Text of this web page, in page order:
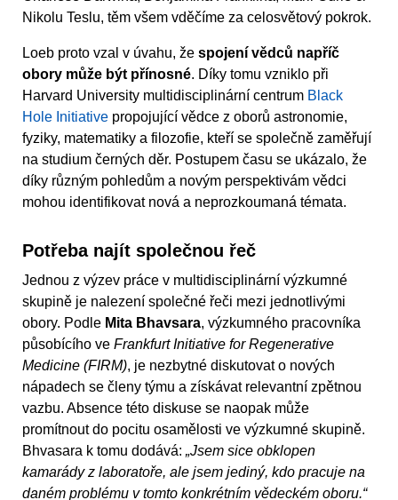
Nikolu Teslu, těm všem vděčíme za celosvětový pokrok.
Loeb proto vzal v úvahu, že spojení vědců napříč
obory může být přínosné. Díky tomu vzniklo při
Harvard University multidisciplinární centrum Black
Hole Initiative propojující vědce z oborů astronomie,
fyziky, matematiky a filozofie, kteří se společně zaměřují
na studium černých děr. Postupem času se ukázalo, že
díky různým pohledům a novým perspektivám vědci
mohou identifikovat nová a neprozkoumaná témata.
Potřeba najít společnou řeč
Jednou z výzev práce v multidisciplinární výzkumné
skupině je nalezení společné řeči mezi jednotlivými
obory. Podle Mita Bhavsara, výzkumného pracovníka
působícího ve Frankfurt Initiative for Regenerative
Medicine (FIRM), je nezbytné diskutovat o nových
nápadech se členy týmu a získávat relevantní zpětnou
vazbu. Absence této diskuse se naopak může
promítnout do pocitu osamělosti ve výzkumné skupině.
Bhvasara k tomu dodává: „Jsem sice obklopen
kamarády z laboratoře, ale jsem jediný, kdo pracuje na
daném problému v tomto konkrétním vědeckém oboru.“